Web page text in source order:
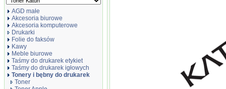
AGD małe
Akcesoria biurowe
Akcesoria komputerowe
Drukarki
Folie do faksów
Kawy
Meble biurowe
Taśmy do drukarek etykiet
Taśmy do drukarek igłowych
Tonery i bębny do drukarek
Toner